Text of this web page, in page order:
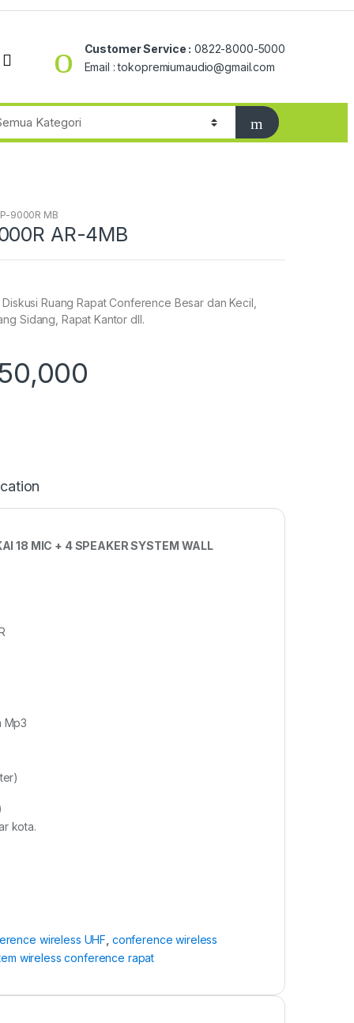
Customer Service : 0822-8000-5000
Email : tokopremiumaudio@gmail.com
9000R MB
AR-4MB
Ruang Rapat Conference Besar dan Kecil,
Sidang, Rapat Kantor dll.
18 MIC + 4 SPEAKER SYSTEM WALL
Mp3
kota.
wireless UHF conference wireless
wireless conference rapat